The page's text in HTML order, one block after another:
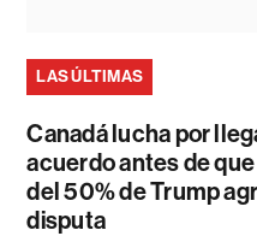
LAS ÚLTIMAS
Canadá lucha por
acuerdo antes de
del 50% de Trump
disputa